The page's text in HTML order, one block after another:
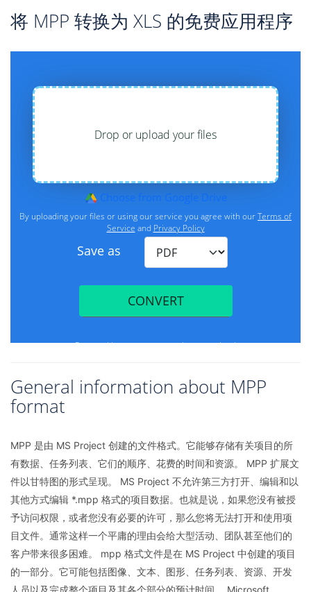
将 MPP 转换为 XLS 的免费应用程序
General information about MPP
format
MPP 是由 MS Project 创建的文件格式。它能够存储有关项目的所
有数据、任务列表、它们的顺序、花费的时间和资源。 MPP 扩展文
件以甘特图的形式呈现。 MS Project 不允许第三方打开、编辑和以
其他方式编辑 *.mpp 格式的项目数据。也就是说，如果您没有被授
予访问权限，或者您没有必要的许可，那么您将无法打开和使用项
目文件。通常这样一个平庸的理由会给大型活动、团队甚至他们的
客户带来很多困难。 mpp 格式文件是在 MS Project 中创建的项目
的一部分。它可能包括图像、文本、图形、任务列表、资源、开发